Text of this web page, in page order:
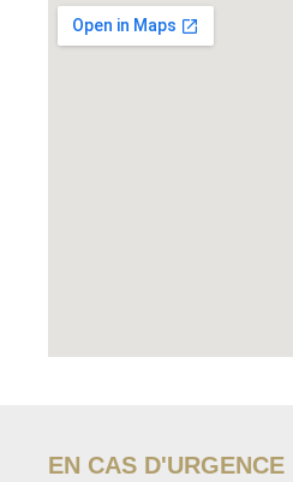
EN CAS D'URGENCE